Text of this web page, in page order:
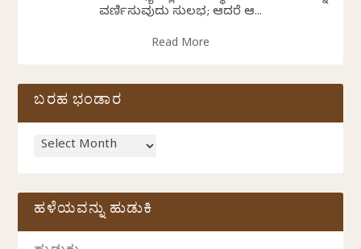
ವರ್ಣಿಸುವುದು ಸುಲಭ; ಆದರೆ ಆ...
Read More
ಬರಹ ಭಂಡಾರ
ಹಳೆಯವನ್ನು ಹುಡುಕಿ